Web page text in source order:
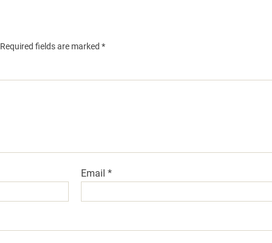
Required fields are marked *
Email*